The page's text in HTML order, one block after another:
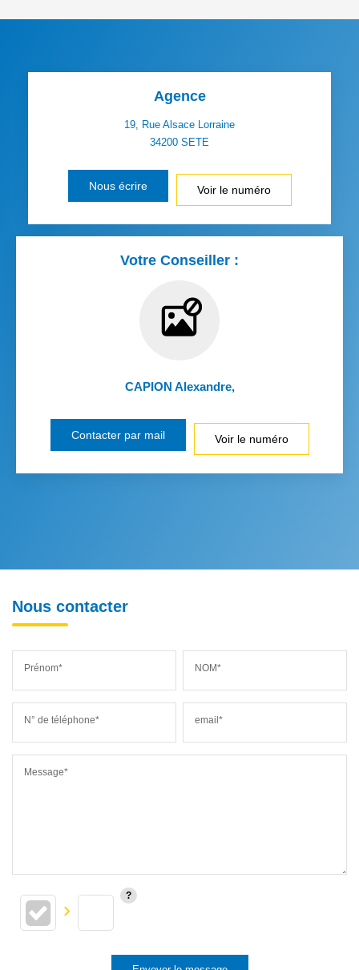
Agence
19, Rue Alsace Lorraine
34200 SETE
Nous écrire Voir le numéro
Votre Conseiller :
CAPION Alexandre,
Contacter par mail Voir le numéro
Nous contacter
Prénom* NOM*
N° de téléphone* email*
Message*